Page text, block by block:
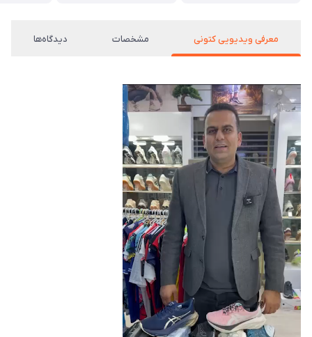
معرفی ویدیویی کتونی مشخصات دیدگاه‌ها